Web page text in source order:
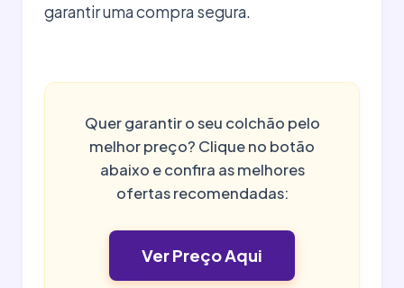
garantir uma compra segura.
Quer garantir o seu colchão pelo
melhor preço? Clique no botão
abaixo e confira as melhores
ofertas recomendadas:
Ver Preço Aqui